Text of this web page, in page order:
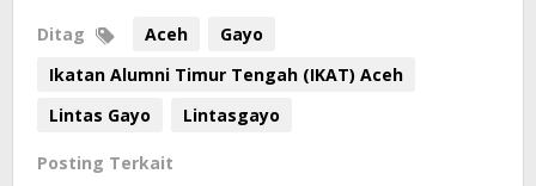
Ditag Aceh
Gayo
Ikatan Alumni Timur Tengah (IKAT) Aceh
Lintas Gayo
Lintasgayo
Posting Terkait